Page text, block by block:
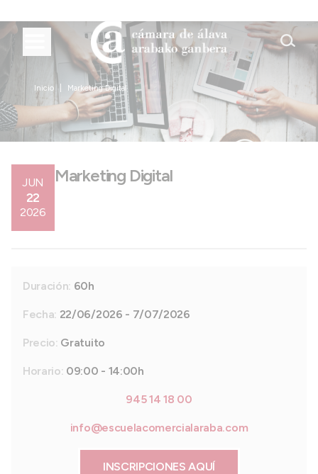
Inicio Marketing Digital
JUN
22
2026
Marketing Digital
Duración: 60h
Fecha: 22/06/2026 - 7/07/2026
Precio: Gratuito
Horario: 09:00 - 14:00h
945 14 18 00
info@escuelacomercialaraba.com
INSCRIPCIONES AQUÍ